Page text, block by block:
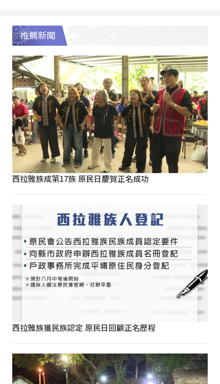
推薦新聞
西拉雅族成第17族 原民日慶賀正名成功
西拉雅族獲民族認定 原民日回顧正名歷程